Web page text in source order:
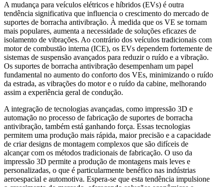
A mudança para veículos elétricos e híbridos (EVs) é outra
tendência significativa que influencia o crescimento do mercado de
suportes de borracha antivibração. À medida que os VE se tornam
mais populares, aumenta a necessidade de soluções eficazes de
isolamento de vibrações. Ao contrário dos veículos tradicionais com
motor de combustão interna (ICE), os EVs dependem fortemente de
sistemas de suspensão avançados para reduzir o ruído e a vibração.
Os suportes de borracha antivibração desempenham um papel
fundamental no aumento do conforto dos VEs, minimizando o ruído
da estrada, as vibrações do motor e o ruído da cabine, melhorando
assim a experiência geral de condução.
A integração de tecnologias avançadas, como impressão 3D e
automação no processo de fabricação de suportes de borracha
antivibração, também está ganhando força. Essas tecnologias
permitem uma produção mais rápida, maior precisão e a capacidade
de criar designs de montagem complexos que são difíceis de
alcançar com os métodos tradicionais de fabricação. O uso da
impressão 3D permite a produção de montagens mais leves e
personalizadas, o que é particularmente benéfico nas indústrias
aeroespacial e automotiva. Espera-se que esta tendência impulsione